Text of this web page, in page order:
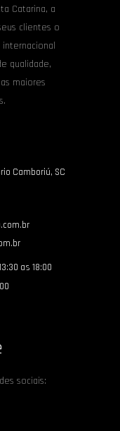
Catarina, a
clientes o
qualidade,
maiores
Camboriú, SC
as 18:00
sociais: